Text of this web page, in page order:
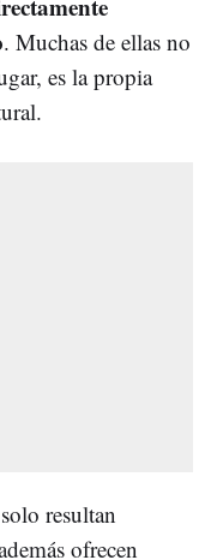
. Muchas de ellas no
es la propia
resultan
ofrecen